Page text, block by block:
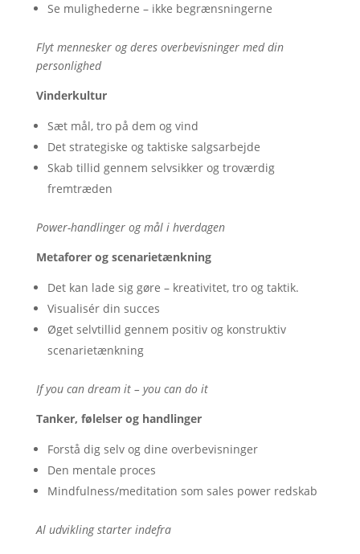
Se mulighederne – ikke begrænsningerne
Flyt mennesker og deres overbevisninger med din
personlighed
Vinderkultur
Sæt mål, tro på dem og vind
Det strategiske og taktiske salgsarbejde
Skab tillid gennem selvsikker og troværdig
fremtræden
Power-handlinger og mål i hverdagen
Metaforer og scenarietænkning
Det kan lade sig gøre – kreativitet, tro og taktik.
Visualisér din succes
Øget selvtillid gennem positiv og konstruktiv
scenarietænkning
If you can dream it – you can do it
Tanker, følelser og handlinger
Forstå dig selv og dine overbevisninger
Den mentale proces
Mindfulness/meditation som sales power redskab
Al udvikling starter indefra